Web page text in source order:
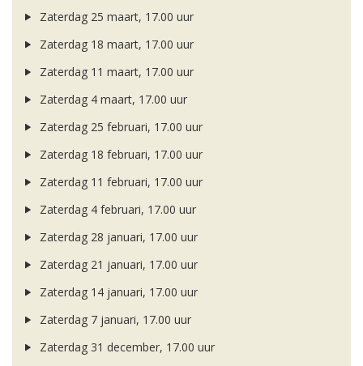
Zaterdag 25 maart, 17.00 uur
Zaterdag 18 maart, 17.00 uur
Zaterdag 11 maart, 17.00 uur
Zaterdag 4 maart, 17.00 uur
Zaterdag 25 februari, 17.00 uur
Zaterdag 18 februari, 17.00 uur
Zaterdag 11 februari, 17.00 uur
Zaterdag 4 februari, 17.00 uur
Zaterdag 28 januari, 17.00 uur
Zaterdag 21 januari, 17.00 uur
Zaterdag 14 januari, 17.00 uur
Zaterdag 7 januari, 17.00 uur
Zaterdag 31 december, 17.00 uur